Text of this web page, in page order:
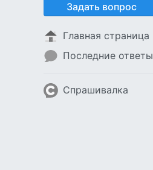
Задать вопрос
Главная страница
Последние ответы
Спрашивалка